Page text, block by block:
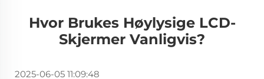
Hvor Brukes Høylysige LCD-
Skjermer Vanligvis?
2025-06-05 11:09:48